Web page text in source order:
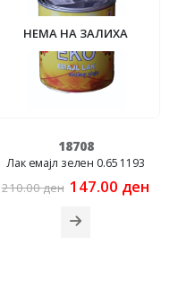
НЕМА НА ЗАЛИХА
18708
Лак емајл зелен 0.65 1193
210.00ден Original
was:
210.00 ден.
147.00 ден